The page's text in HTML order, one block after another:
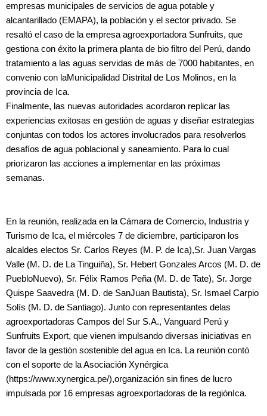
empresas municipales de servicios de agua potable y
alcantarillado (EMAPA), la población y el sector privado. Se
resaltó el caso de la empresa agroexportadora Sunfruits, que
gestiona con éxito la primera planta de bio filtro del Perú, dando
tratamiento a las aguas servidas de más de 7000 habitantes, en
convenio con laMunicipalidad Distrital de Los Molinos, en la
provincia de Ica.
Finalmente, las nuevas autoridades acordaron replicar las
experiencias exitosas en gestión de aguas y diseñar estrategias
conjuntas con todos los actores involucrados para resolverlos
desafíos de agua poblacional y saneamiento. Para lo cual
priorizaron las acciones a implementar en las próximas
semanas.
En la reunión, realizada en la Cámara de Comercio, Industria y
Turismo de Ica, el miércoles 7 de diciembre, participaron los
alcaldes electos Sr. Carlos Reyes (M. P. de Ica),Sr. Juan Vargas
Valle (M. D. de La Tinguiña), Sr. Hebert Gonzales Arcos (M. D. de
PuebloNuevo), Sr. Félix Ramos Peña (M. D. de Tate), Sr. Jorge
Quispe Saavedra (M. D. de SanJuan Bautista), Sr. Ismael Carpio
Solís (M. D. de Santiago). Junto con representantes delas
agroexportadoras Campos del Sur S.A., Vanguard Perú y
Sunfruits Export, que vienen impulsando diversas iniciativas en
favor de la gestión sostenible del agua en Ica. La reunión contó
con el soporte de la Asociación Xynérgica
(https://www.xynergica.pe/),organización sin fines de lucro
impulsada por 16 empresas agroexportadoras de la regiónIca.